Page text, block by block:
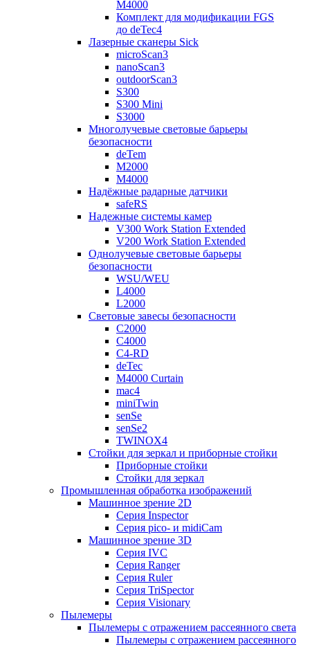
M4000
Комплект для модификации FGS
до deTec4
Лазерные сканеры Sick
microScan3
nanoScan3
outdoorScan3
S300
S300 Mini
S3000
Многолучевые световые барьеры
безопасности
deTem
M2000
M4000
Надёжные радарные датчики
safeRS
Надежные системы камер
V300 Work Station Extended
V200 Work Station Extended
Однолучевые световые барьеры
безопасности
WSU/WEU
L4000
L2000
Световые завесы безопасности
C2000
C4000
C4-RD
deTec
M4000 Curtain
mac4
miniTwin
senSe
senSe2
TWINOX4
Стойки для зеркал и приборные стойки
Приборные стойки
Стойки для зеркал
Промышленная обработка изображений
Машинное зрение 2D
Серия Inspector
Серия pico- и midiCam
Машинное зрение 3D
Серия IVC
Серия Ranger
Серия Ruler
Серия TriSpector
Серия Visionary
Пылемеры
Пылемеры с отражением рассеянного света
Пылемеры с отражением рассеянного